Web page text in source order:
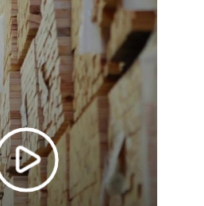
Play